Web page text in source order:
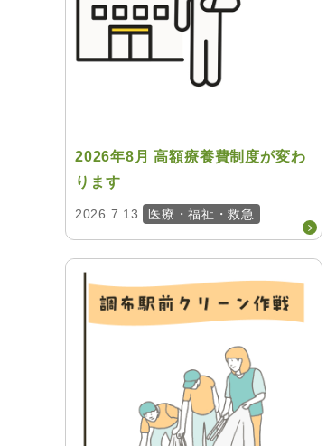
2026年8月 高額療養費制度が変わ
ります
2026.7.13 医療・福祉・救急